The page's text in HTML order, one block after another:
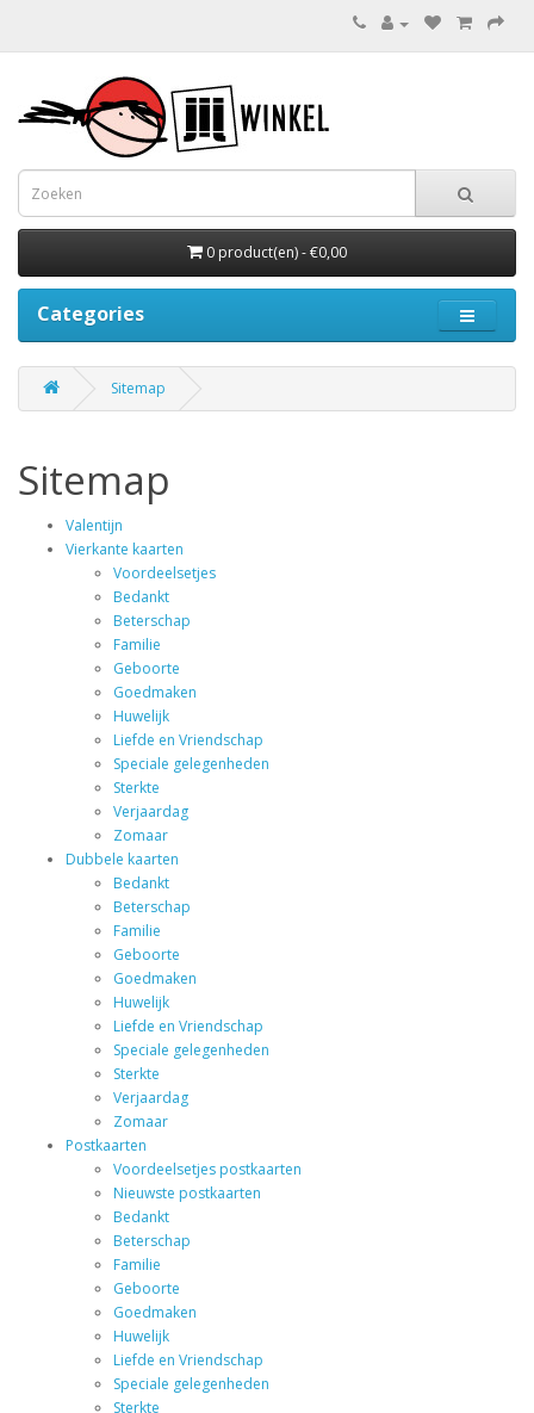
0 product(en) - €0,00
Categories
Sitemap
Sitemap
Valentijn
Vierkante kaarten
Voordeelsetjes
Bedankt
Beterschap
Familie
Geboorte
Goedmaken
Huwelijk
Liefde en Vriendschap
Speciale gelegenheden
Sterkte
Verjaardag
Zomaar
Dubbele kaarten
Bedankt
Beterschap
Familie
Geboorte
Goedmaken
Huwelijk
Liefde en Vriendschap
Speciale gelegenheden
Sterkte
Verjaardag
Zomaar
Postkaarten
Voordeelsetjes postkaarten
Nieuwste postkaarten
Bedankt
Beterschap
Familie
Geboorte
Goedmaken
Huwelijk
Liefde en Vriendschap
Speciale gelegenheden
Sterkte